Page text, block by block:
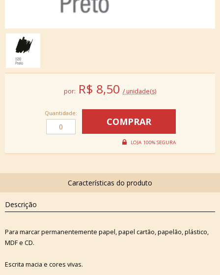
por: R$ 8,50 / unidade(s)
Quantidade:
Descrição
Para marcar permanentemente papel, papel cartão, papelão, plástico,
MDF e CD.
Escrita macia e cores vivas.